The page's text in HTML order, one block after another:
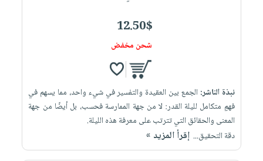
12.50$
شحن مخفض
نبذة الناشر: الجمع بين العقيدة والتفسير في شيء واحد، مما يسهم في
فهمٍ متكامل لليلة القدر: لا من جهة الممارسة فحسب، بل أيضًا من جهة
المعنى والحقائق التي تترتب على معرفة هذه الليلة.
دقة التحقيق... إقرأ المزيد »